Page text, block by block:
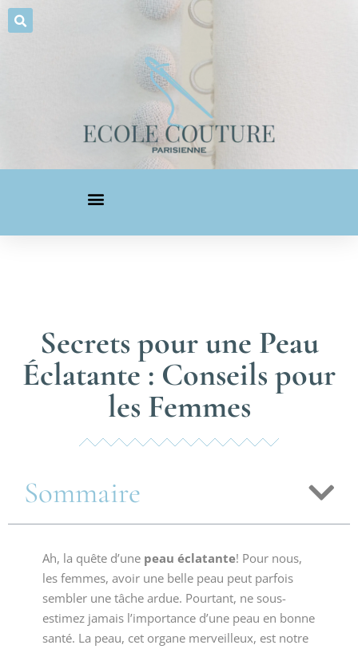
Secrets pour une Peau
Éclatante : Conseils pour
les Femmes
Sommaire
Ah, la quête d’une peau éclatante! Pour nous,
les femmes, avoir une belle peau peut parfois
sembler une tâche ardue. Pourtant, ne sous-
estimez jamais l’importance d’une peau en bonne
santé. La peau, cet organe merveilleux, est notre